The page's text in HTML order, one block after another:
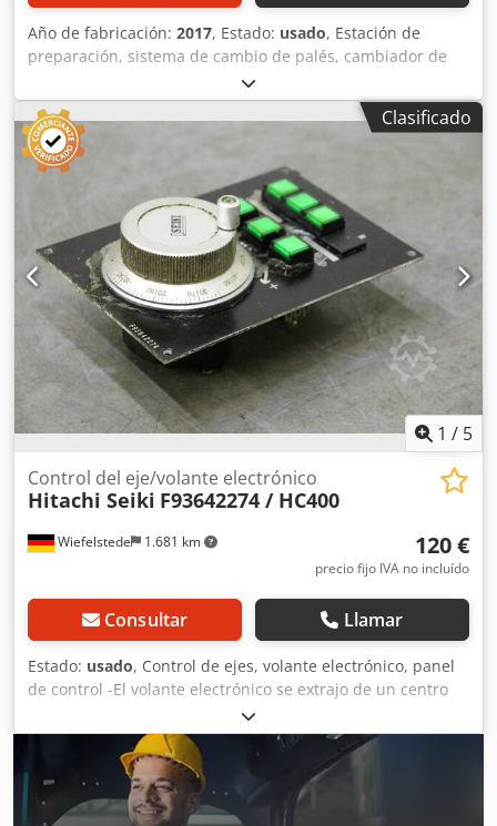
Año de fabricación: 2017, Estado: usado, Estación de
preparación, sistema de cambio de palés, cambiador de
palés, almacén de palés, cadena de cambio de
herramientas, depósito de cadenas, sistema de cambio de
herramientas, almacén de herramientas. -Estación de
preparación con: Garant ZERO CLAMP G-11886 -Número de
fabricante: 101545300002672 - 21063 1721559 -
Dimensiones: 400/400/A810 mm -Peso: 232 kg Credpsflk
Hpsfx Akvjf
Clasificado
1 / 5
Wiefelstede 1.681 km
Control del eje/volante electrónico
Hitachi Seiki F93642274 / HC400
120 €
precio fijo IVA no incluído
Consultar Llamar
Estado: usado, Control de ejes, volante electrónico, panel
de control -El volante electrónico se extrajo de un centro
de mecanizado CNC de la marca Hitachi Seiki, modelo
HC400. Disponemos de más piezas de repuesto. Cjdpfx
Aksdwc I Sovorf -Volante electrónico para Hitachi Seiki,
modelo HC400. -Dimensiones: 170/120/80 mm (alto) -Peso:
0,6 kg